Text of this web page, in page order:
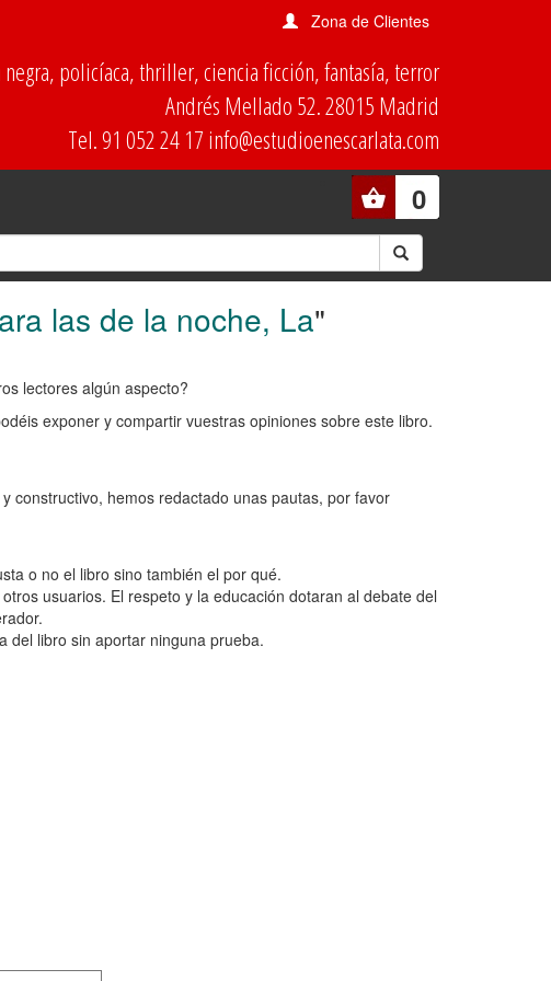
Zona de Clientes
policíaca, thriller, ciencia ficción, fantasía, terror
Andrés Mellado 52. 28015 Madrid
Tel. 91 052 24 17 info@estudioenescarlata.com
0
las de la noche, La"
lectores algún aspecto?
exponer y compartir vuestras opiniones sobre este libro.
constructivo, hemos redactado unas pautas, por favor
o no el libro sino también el por qué.
usuarios. El respeto y la educación dotaran al debate del
del libro sin aportar ninguna prueba.